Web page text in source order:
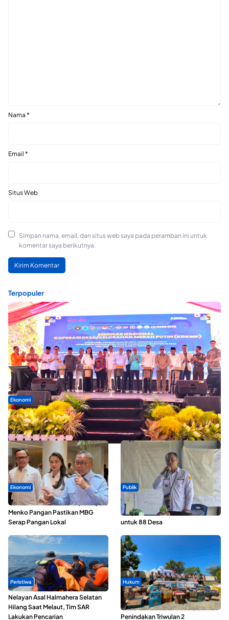
Nama *
Email *
Situs Web
Simpan nama, email, dan situs web saya pada peramban ini untuk
komentar saya berikutnya.
Terpopuler
Ekonomi
Seminar di Ternate, Mendes Perkuat Sinergi Percepatan
Kopdes Merah Putih
Ekonomi
SPPG di Maluku Utara Dipercepat,
Menko Pangan Pastikan MBG
Serap Pangan Lokal
Publik
ABDESI Morotai Apresiasi
Penyaluran ADD Rp3,13 Miliar
untuk 88 Desa
Peristiwa
Nelayan Asal Halmahera Selatan
Hilang Saat Melaut, Tim SAR
Lakukan Pencarian
Hukum
Polda Maluku Utara Musnahkan
Ribuan Liter Miras Hasil Operasi
Penindakan Triwulan 2